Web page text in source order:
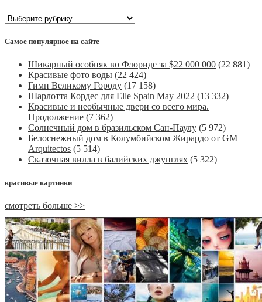
Рубрики
Самое популярное на сайте
Шикарный особняк во Флориде за $22 000 000 (22 881)
Красивые фото воды (22 424)
Гимн Великому Городу (17 158)
Шарлотта Кордес для Elle Spain May 2022 (13 332)
Красивые и необычные двери со всего мира.
Продолжение (7 362)
Солнечный дом в бразильском Сан-Паулу (5 972)
Белоснежный дом в Колумбийском Жирардо от GM
Arquitectos (5 514)
Сказочная вилла в балийских джунглях (5 322)
красивые картинки
смотреть больше >>